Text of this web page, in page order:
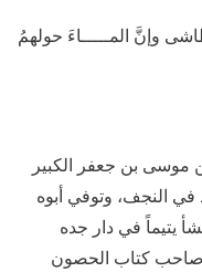
وإنَّ المـــــاءَ حولهمُ
بن جعفر الكبير
النجف، وتوفي أبوه
يتيماً في دار جده
كتاب الحصون